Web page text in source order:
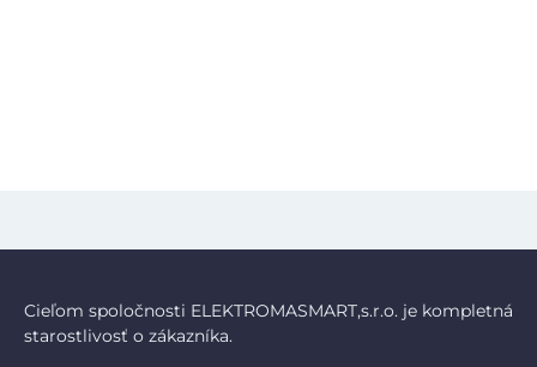
Cieľom spoločnosti ELEKTROMASMART,s.r.o. je kompletná
starostlivosť o zákazníka.